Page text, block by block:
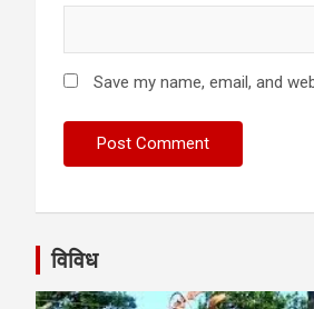
Save my name, email, and
विविध